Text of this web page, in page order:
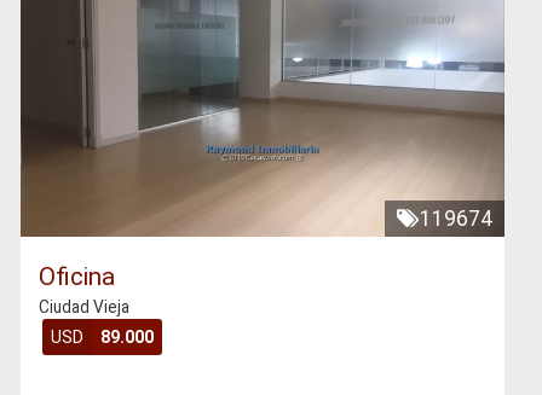
119674
Oficina
Ciudad Vieja
USD
89.000